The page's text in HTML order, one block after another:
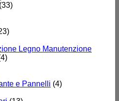
(33)
Legno Manutenzione
e Pannelli (4)